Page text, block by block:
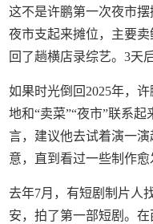
这不是许鹏第一次夜市
夜市支起来摊位，主要
回了趟横店录综艺。3天
如果时光倒回2025年，
地和“卖菜”“夜市”联系
言，建议他去试着演一
意，直到看过一些制作愈
去年7月，有短剧制片人
安，拍了第一部短剧。